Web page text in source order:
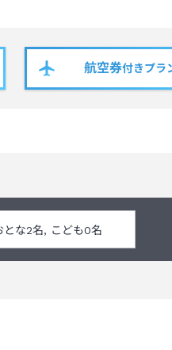
願い申し上げます。
航空券付きプラ